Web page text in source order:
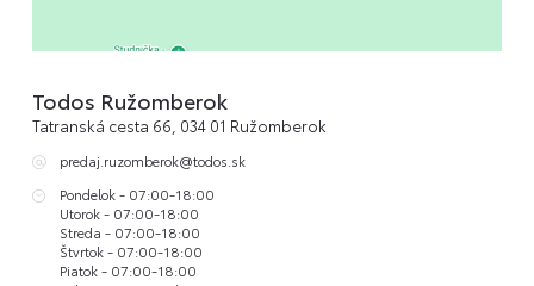
Todos Ružomberok
Tatranská cesta 66, 034 01 Ružomberok
predaj.ruzomberok@todos.sk
Pondelok - 07:00-18:00
Utorok - 07:00-18:00
Streda - 07:00-18:00
Štvrtok - 07:00-18:00
Piatok - 07:00-18:00